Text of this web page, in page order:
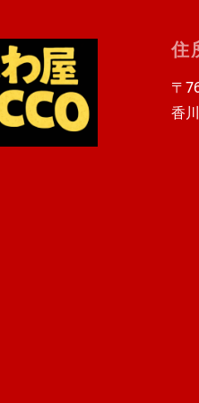
住
〒
香